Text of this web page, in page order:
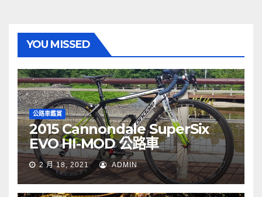
YOU MISSED
公路車鑑賞
2015 Cannondale SuperSix
EVO HI-MOD 公路車
2 月 18, 2021 ADMIN